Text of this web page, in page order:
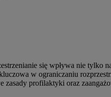
się wpływa nie tylko
w ograniczaniu
profilaktyki oraz